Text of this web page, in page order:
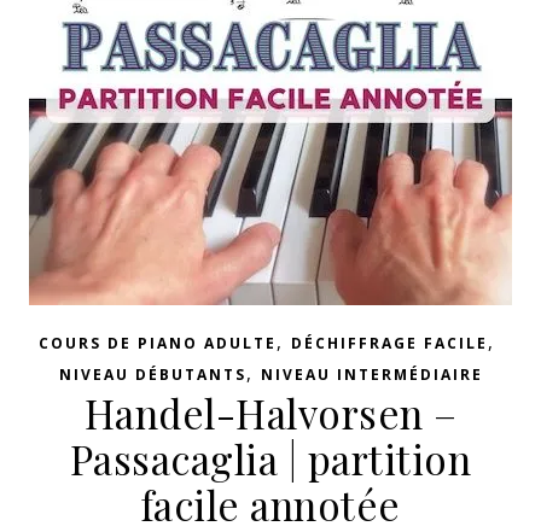
COURS DE PIANO ADULTE , DÉCHIFFRAGE FACILE ,
NIVEAU DÉBUTANTS, NIVEAU INTERMÉDIAIRE
Handel-Halvorsen –
Passacaglia | partition
facile annotée